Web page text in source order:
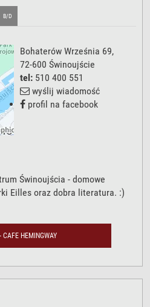
B/D
Bohaterów Września 69,
72-600 Świnoujście
tel: 510 400 551
wyślij wiadomość
profil na facebook
Świnoujścia - domowe
Eilles oraz dobra literatura. :)
CAFE HEMINGWAY